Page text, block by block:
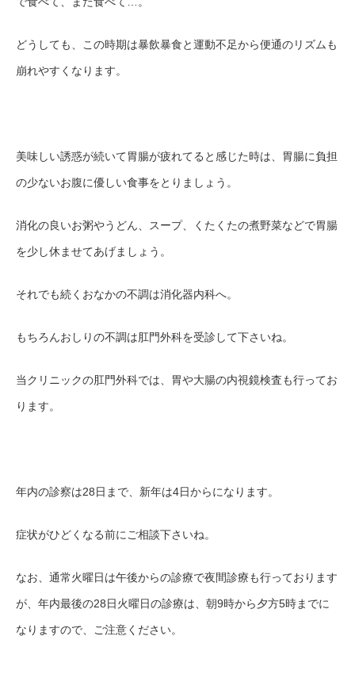
どうしても、この時期は暴飲暴食と運動不足から便通のリズムも
崩れやすくなります。
美味しい誘惑が続いて胃腸が疲れてると感じた時は、胃腸に負担
の少ないお腹に優しい食事をとりましょう。
消化の良いお粥やうどん、スープ、くたくたの煮野菜などで胃腸
を少し休ませてあげましょう。
それでも続くおなかの不調は消化器内科へ。
もちろんおしりの不調は肛門外科を受診して下さいね。
当クリニックの肛門外科では、胃や大腸の内視鏡検査も行ってお
ります。
年内の診察は28日まで、 新年は4日からになります。
症状がひどくなる前にご相談下さいね。
なお、通常火曜日は午後からの診療で夜間診療も行っております
が、年内最後の28日火曜日の診療は、朝9時から夕方5時までに
なりますので、ご注意ください。